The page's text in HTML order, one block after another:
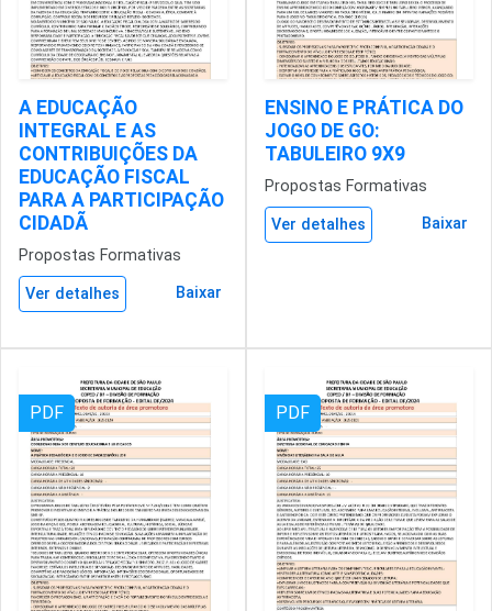
A EDUCAÇÃO
INTEGRAL E AS
CONTRIBUIÇÕES DA
EDUCAÇÃO FISCAL
PARA A PARTICIPAÇÃO
CIDADÃ
Propostas Formativas
Ver detalhes Baixar
ENSINO E PRÁTICA DO
JOGO DE GO:
TABULEIRO 9X9
Propostas Formativas
Ver detalhes Baixar
PDF PDF